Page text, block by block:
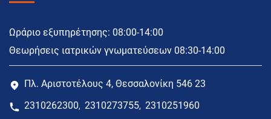
Ωράριο εξυπηρέτησης: 08:00-14:00
Θεωρήσεις ιατρικών γνωματεύσεων 08:30-14:00
Πλ. Αριστοτέλους 4, Θεσσαλονίκη 546 23
2310262300, 2310273755, 2310251960